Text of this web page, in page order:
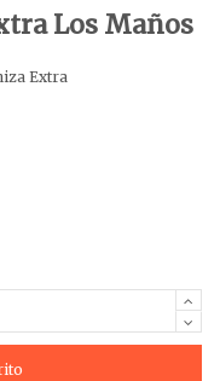
Los Maños
Extra